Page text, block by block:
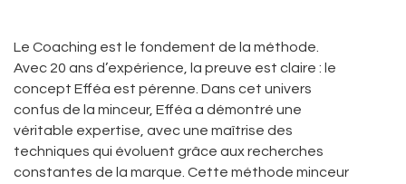
Le Coaching est le fondement de la méthode
Avec 20 ans d’expérience, la preuve est claire : le
concept Efféa est pérenne. Dans cet univers
confus de la minceur, Efféa a démontré une
véritable expertise, avec une maîtrise des
techniques qui évoluent grâce aux recherches
constantes de la marque. Cette méthode minceur